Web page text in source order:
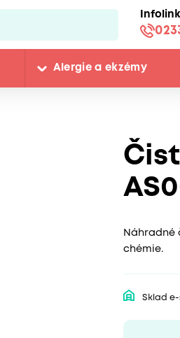
Alergie a ekzémy
Náhradné
chémie.
Sklad e-